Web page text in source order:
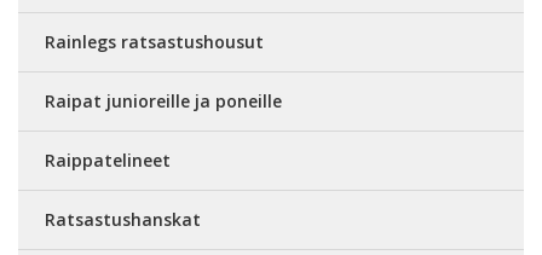
Rainlegs ratsastushousut
Raipat junioreille ja poneille
Raippatelineet
Ratsastushanskat